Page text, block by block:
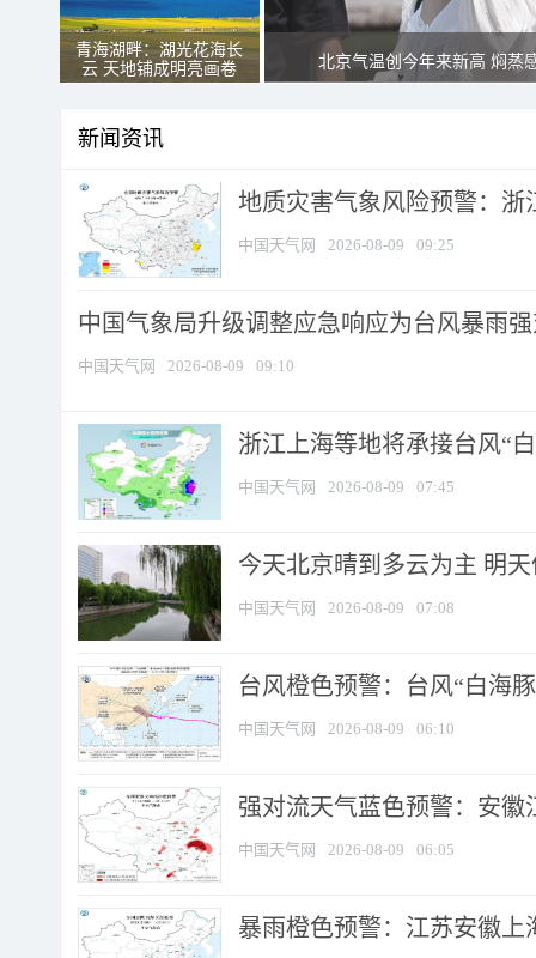
青海湖畔：湖光花海长
云 天地铺成明亮画卷
北京气温创今年来新高 焖蒸
新闻资讯
地质灾害气象风险预警：浙
中国天气网 2026-08-09 09:25
中国气象局升级调整应急响应为台风暴雨
中国天气网 2026-08-09 09:10
浙江上海等地将承接台风“
中国天气网 2026-08-09 07:45
今天北京晴到多云为主 明
中国天气网 2026-08-09 07:08
台风橙色预警：台风“白海
中国天气网 2026-08-09 06:10
强对流天气蓝色预警：安徽
中国天气网 2026-08-09 06:05
暴雨橙色预警：江苏安徽上